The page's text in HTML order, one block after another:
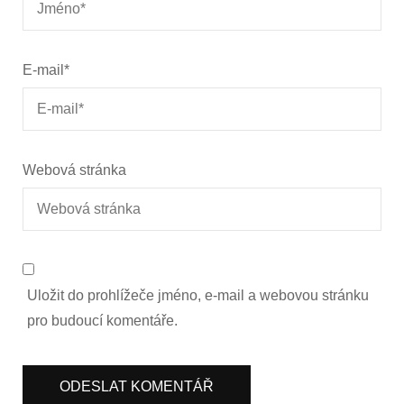
E-mail *
Webová stránka
Uložit do prohlížeče jméno, e-mail a webovou stránku
pro budoucí komentáře.